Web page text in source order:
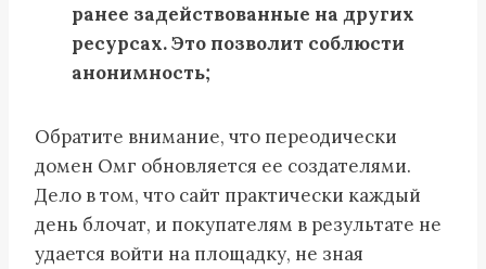
ранее задействованные на других
ресурсах. Это позволит соблюсти
анонимность;
Обратите внимание, что переодически
домен Омг обновляется ее создателями.
Дело в том, что сайт практически каждый
день блочат, и покупателям в результате не
удается войти на площадку, не зная